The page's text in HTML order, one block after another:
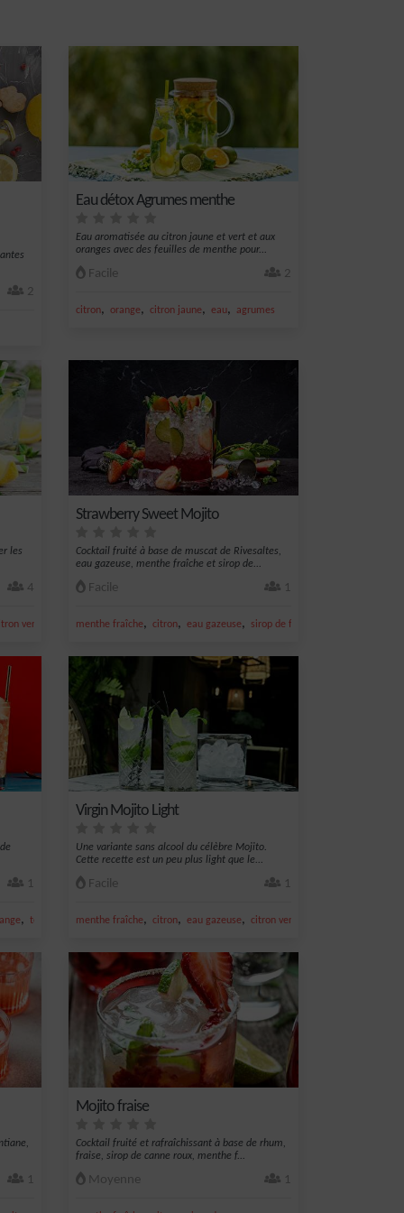
2
Eau détox Agrumes menthe
Eau aromatisée au citron jaune et vert et aux
oranges avec des feuilles de menthe pour...
Facile 2
citron, orange, citron jaune, eau, agrumes
les
4
vert frais sucre
Strawberry Sweet Mojito
Cocktail fruité à base de muscat de Rivesaltes,
eau gazeuse, menthe fraîche et sirop de...
Facile 1
menthe fraîche, citron, eau gazeuse, sirop de fraise
1
, tequila
Virgin Mojito Light
Une variante sans alcool du célèbre Mojito.
Cette recette est un peu plus light que le...
Facile 1
menthe fraîche, citron, eau gazeuse, citron vert frais
1
Mojito fraise
Cocktail fruité et rafraîchissant à base de rhum,
fraise, sirop de canne roux, menthe f...
Moyenne 1